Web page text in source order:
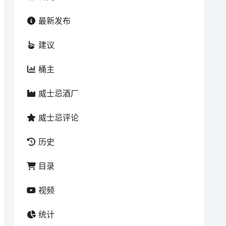
最新发布
建议
桶主
威士忌酒厂
威士忌评论
历史
目录
视频
统计